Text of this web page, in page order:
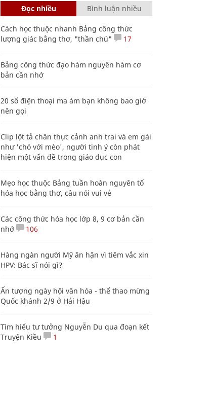
Đọc nhiều Bình luận nhiều
Cách học thuộc nhanh Bảng công thức
lượng giác bằng thơ, "thần chú"
17
Bảng công thức đạo hàm nguyên hàm cơ
bản cần nhớ
20 số điện thoại ma ám bạn không bao giờ
nên gọi
Clip lột tả chân thực cảnh anh trai và em gái
như 'chó với mèo', người tinh ý còn phát
hiện một vấn đề trong giáo dục con
Mẹo học thuộc Bảng tuần hoàn nguyên tố
hóa học bằng thơ, câu nói vui vẻ
Các công thức hóa học lớp 8, 9 cơ bản cần
nhớ
106
Hàng ngàn người Mỹ ân hận vì tiêm vắc xin
HPV: Bác sĩ nói gì?
Ấn tượng ngày hội văn hóa - thể thao mừng
Quốc khánh 2/9 ở Hải Hậu
Tìm hiểu tư tưởng Nguyễn Du qua đoạn kết
Truyện Kiều
1